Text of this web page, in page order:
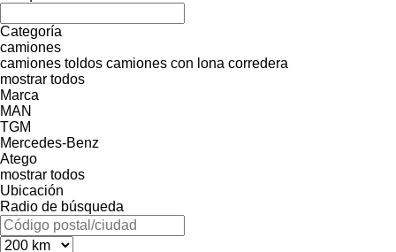
Categoría
camiones
camiones toldos camiones con lona corredera
mostrar todos
Marca
MAN
TGM
Mercedes-Benz
Atego
mostrar todos
Ubicación
Radio de búsqueda